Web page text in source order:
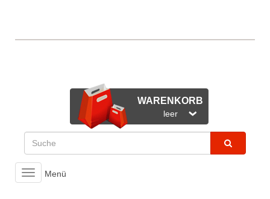
WARENKORB
leer
Toggle
navigation
Menü